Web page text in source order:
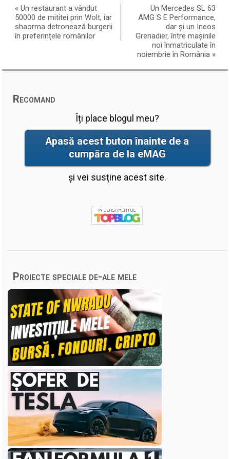
«Un restaurant a vândut
50000 de mititei prin Wolt, iar
shaorma detronează burgerii
în preferințele românilor
Un Mercedes SL 63
AMG S E Performance,
dar și un Ineos
Grenadier, între mașinile
noi înmatriculate în
noiembrie în România »
Recomand
Îți place blogul meu?
Apasă acest buton înainte de a
cumpăra de la eMAG
și vei susține acest site.
Proiecte speciale de-ale mele